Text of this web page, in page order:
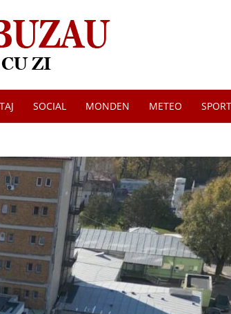
SOCIAL MONDEN METEO SPORT